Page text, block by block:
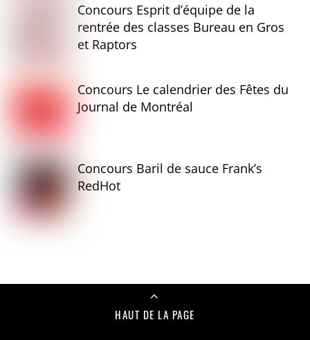
Concours Esprit d’équipe de la
rentrée des classes Bureau en Gros
et Raptors
Concours Le calendrier des Fêtes du
Journal de Montréal
Concours Baril de sauce Frank’s
RedHot
HAUT DE LA PAGE